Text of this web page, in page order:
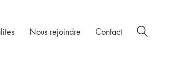
Nous rejoindre Contact